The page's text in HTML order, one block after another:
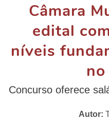
Câmara
edital
níveis
Concurso oferece
Autor: